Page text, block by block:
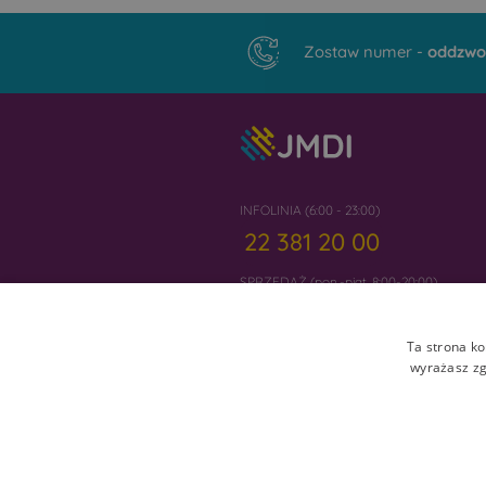
Zostaw numer -
INFOLINIA (6:00 - 23:00)
22 381 20 00
SPRZEDAŻ (pon.-piąt. 8:00-20:00)
Ceny, warunki i oferty mogą ulec zmianie i
Ta strona
wyrażasz